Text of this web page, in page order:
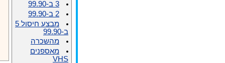
3 ב-99.90
2 ב-99.90
מבצע חיסול 5
ב-99.90
מהשכרה
מאספנים
VHS